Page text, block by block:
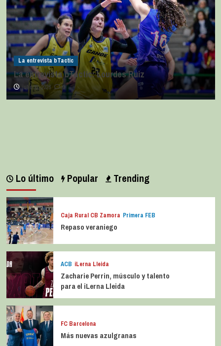
La entrevista bTactic
La entrevista bTactic: Lourdes Ruiz
julio 11, 2026 0
Lo último Popular Trending
Caja Rural CB Zamora Primera FEB
Repaso veraniego
ACB iLerna Lleida
Zacharie Perrin, músculo y talento
para el iLerna Lleida
FC Barcelona
Más nuevas azulgranas